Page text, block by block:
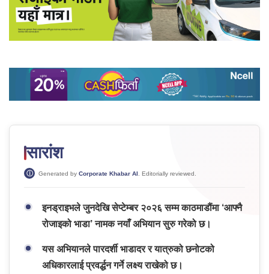
सारांश
Generated by Corporate Khabar AI . Editorially reviewed.
इनड्राइभले जुनदेखि सेप्टेम्बर २०२६ सम्म काठमाडौंमा ‘आफ्नै
रोजाइको भाडा’ नामक नयाँ अभियान सुरु गरेको छ।
यस अभियानले पारदर्शी भाडादर र यात्रुको छनोटको
अधिकारलाई प्रवर्द्धन गर्ने लक्ष्य राखेको छ।